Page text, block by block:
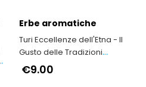
Erbe aromatiche
Turi Eccellenze dell'Etna - Il
Gusto delle Tradizioni
Siciliane
€9.00